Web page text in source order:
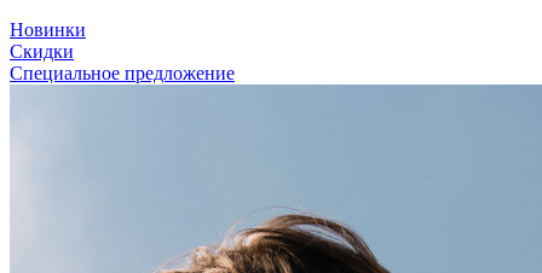
Новинки
Скидки
Специальное предложение